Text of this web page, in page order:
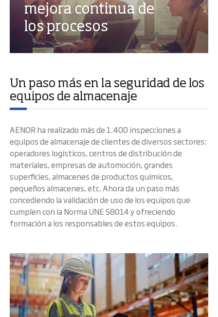
mejora continua de
los procesos
Un paso más en la seguridad de los
equipos de almacenaje
AENOR ha realizado más de 1.400 inspecciones a
equipos de almacenaje de clientes de diversos sectores:
operadores logísticos, centros de distribución de
materiales, empresas de automoción, grandes
superficies, almacenes de productos químicos,
pequeños almacenes, etc. Ahora da un paso más
concediendo la validación de uso de los equipos que
cumplen con la Norma UNE 58014 y ofreciendo
formación a los responsables de estos equipos.